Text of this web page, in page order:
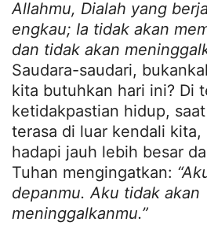
Allahmu, Dialah yang
engkau; Ia tidak akan
dan tidak akan
Saudara-saudari,
kita butuhkan hari ini? Di
ketidakpastian hidup,
terasa di luar kendali
hadapi jauh lebih besar
Tuhan mengingatkan:
depanmu. Aku tidak akan
meninggalkanmu.”